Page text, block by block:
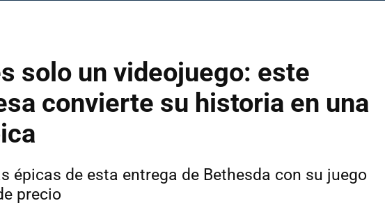
solo un videojuego: este
convierte su historia en una
épicas de esta entrega de Bethesda con su juego
precio